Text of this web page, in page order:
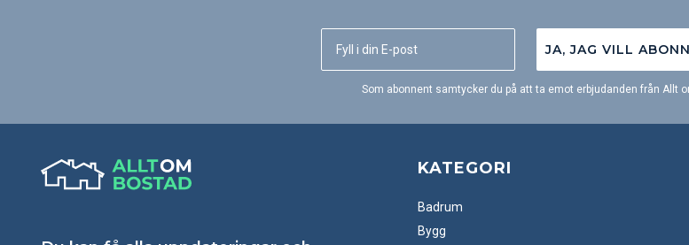
JA, JAG VILL
Som abonnent samtycker du på att ta emot erbjudanden från Allt
KATEGORI
Badrum
Bygg